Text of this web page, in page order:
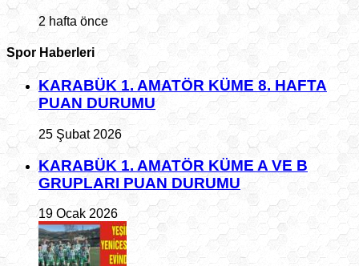
2 hafta önce
Spor Haberleri
KARABÜK 1. AMATÖR KÜME 8. HAFTA
PUAN DURUMU
25 Şubat 2026
KARABÜK 1. AMATÖR KÜME A VE B
GRUPLARI PUAN DURUMU
19 Ocak 2026